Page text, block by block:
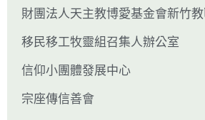
財團法人天主教博愛基金會新竹
移民移工牧靈組召集人辦公室
信仰小團體發展中心
宗座傳信善會